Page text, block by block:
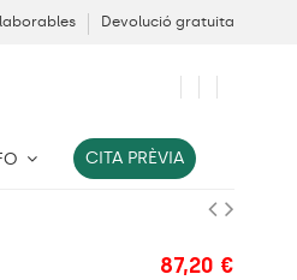
Devolució gratuita
CITA PRÈVIA
87,20 €